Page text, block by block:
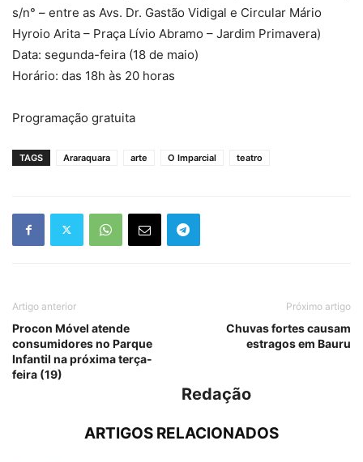
s/n° – entre as Avs. Dr. Gastão Vidigal e Circular Mário
Hyroio Arita – Praça Lívio Abramo – Jardim Primavera)
Data: segunda-feira (18 de maio)
Horário: das 18h às 20 horas
Programação gratuita
TAGS Araraquara arte O Imparcial teatro
Artigo anterior
Procon Móvel atende
consumidores no Parque
Infantil na próxima terça-
feira (19)
Próximo artigo
Chuvas fortes causam
estragos em Bauru
Redação
ARTIGOS RELACIONADOS